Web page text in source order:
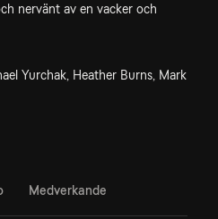
nervänt av en vacker och
Yurchak, Heather Burns, Mark
Medverkande